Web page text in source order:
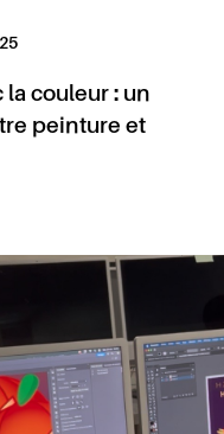
la couleur : un
peinture et